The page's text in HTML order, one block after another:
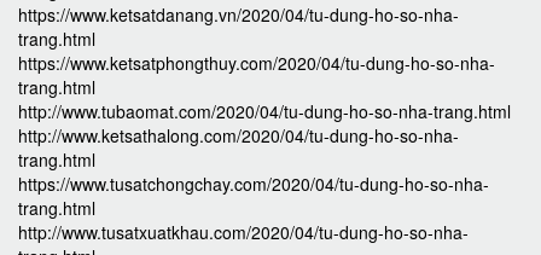
https://www.ketsatdanang.vn/2020/04/tu-dung-ho-so-nha-
trang.html
https://www.ketsatphongthuy.com/2020/04/tu-dung-ho-so-nha-
trang.html
http://www.tubaomat.com/2020/04/tu-dung-ho-so-nha-trang.html
http://www.ketsathalong.com/2020/04/tu-dung-ho-so-nha-
trang.html
https://www.tusatchongchay.com/2020/04/tu-dung-ho-so-nha-
trang.html
http://www.tusatxuatkhau.com/2020/04/tu-dung-ho-so-nha-